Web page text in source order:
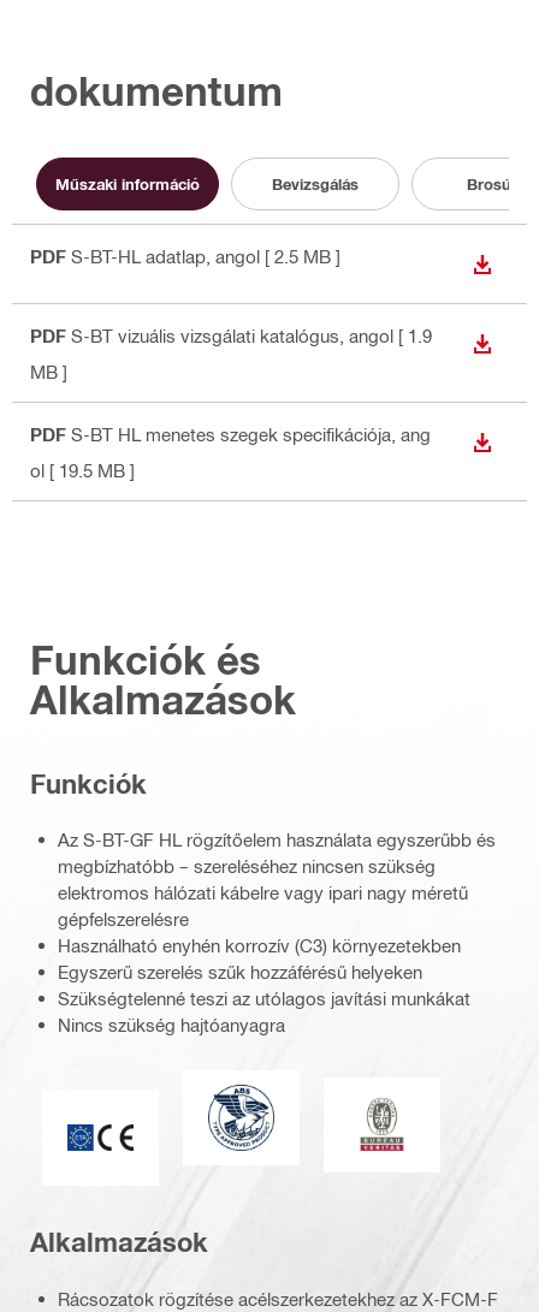
dokumentum
Műszaki információ Bevizsgálás Brosúra
PDF S-BT-HL adatlap , angol [ 2.5 MB ]
PDF S-BT vizuális vizsgálati katalógus , angol [ 1.9
MB ]
PDF S-BT HL menetes szegek specifikációja , ang
ol [ 19.5 MB ]
Funkciók és
Alkalmazások
Funkciók
Az S-BT-GF HL rögzítőelem használata egyszerűbb és
megbízhatóbb – szereléséhez nincsen szükség
elektromos hálózati kábelre vagy ipari nagy méretű
gépfelszerelésre
Használható enyhén korrozív (C3) környezetekben
Egyszerű szerelés szűk hozzáférésű helyeken
Szükségtelenné teszi az utólagos javítási munkákat
Nincs szükség hajtóanyagra
Amerikai Hajózási HivatalBureau Veritas
Alkalmazások
Rácsozatok rögzítése acélszerkezetekhez az X-FCM-F